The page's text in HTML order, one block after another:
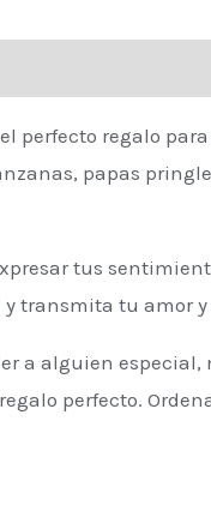
perfecto regalo
papas
tus
transmita tu amor y
a alguien especial,
perfecto.